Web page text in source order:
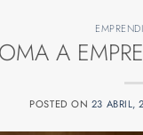
A
POSTED ON 23 ABRIL,